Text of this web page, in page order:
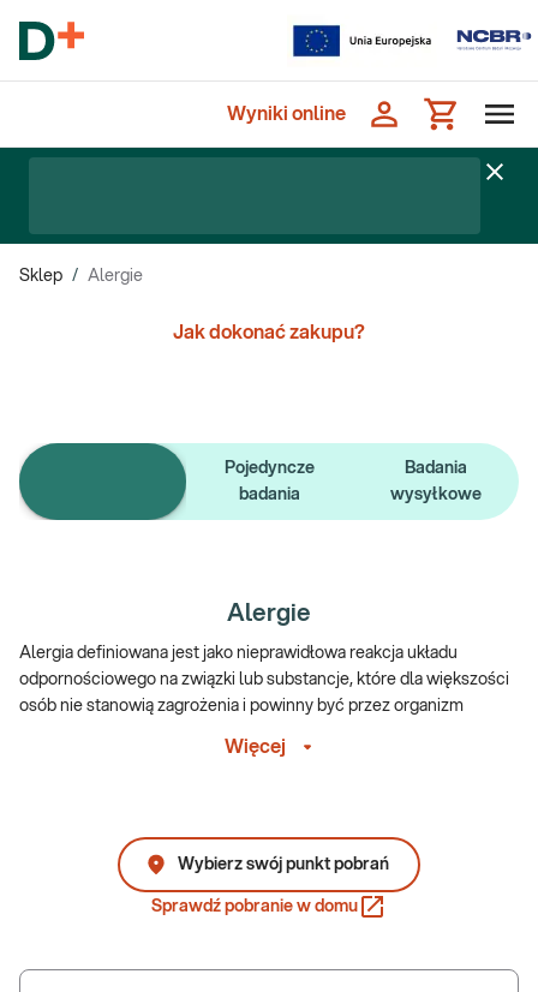
Wyniki online
Sklep / Alergie
Jak dokonać zakupu?
Pojedyncze
badania
Badania
wysyłkowe
Alergie
Alergia definiowana jest jako nieprawidłowa reakcja układu
odpornościowego na związki lub substancje, które dla większości
osób nie stanowią zagrożenia i powinny być przez organizm
odpornościowy zwyczajnie „myli” np. pyłki traw, drzew
układu odpornościowego.
Choroby alergiczne – czym się
charakteryzują?
Choroby alergiczne to różnorodna grupa, charakteryzująca się
Więcej
Sprawdź pobranie w domu
Wybierz swój punkt pobrań